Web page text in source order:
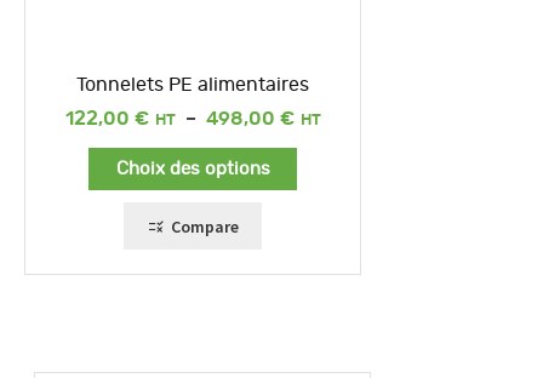
Tonnelets PE alimentaires
122,00 € – 498,00 €
Plage
Choix des options
Compare